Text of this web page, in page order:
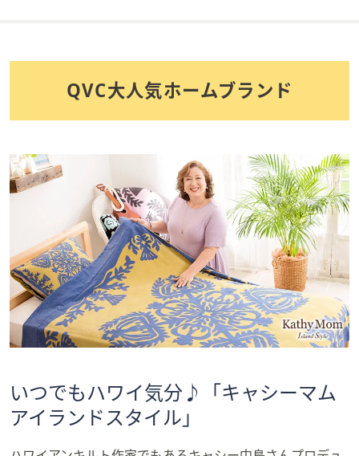
QVC大人気ホームブランド
いつでもハワイ気分♪「キャシーマム
アイランドスタイル」